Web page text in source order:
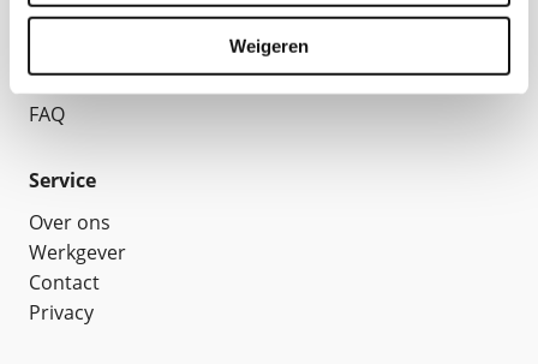
Weigeren
Werkmogelijkheden
Formulieren
FAQ
Service
Over ons
Werkgever
Contact
Privacy